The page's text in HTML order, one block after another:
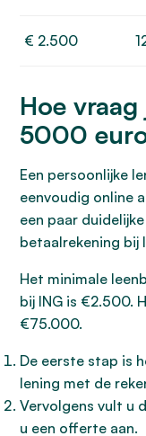
€ 2.500
Hoe
5000
Een persoonlijke
eenvoudig online
een paar
betaalrekening bij
Het minimale
bij ING is €2.500.
€75.000.
De eerste stap is
lening met de
Vervolgens vult u
u een offerte aan.